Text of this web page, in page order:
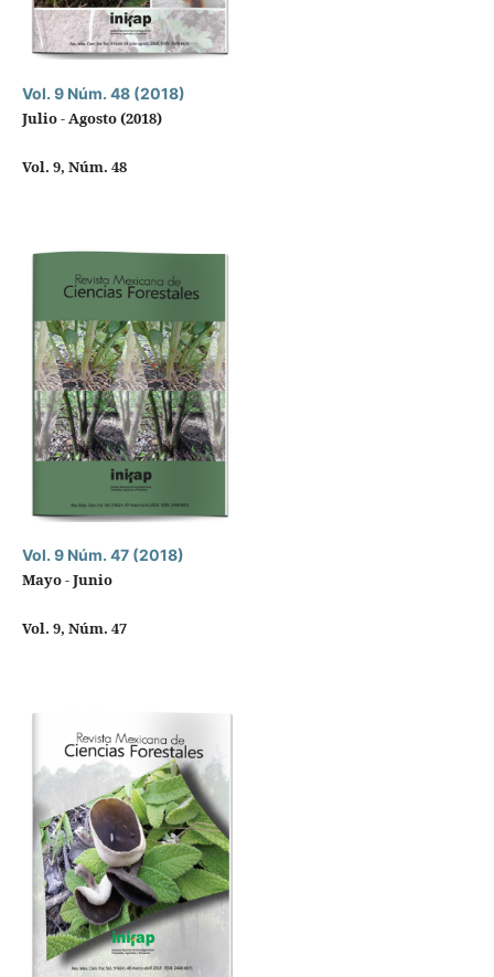
Vol. 9 Núm. 48 (2018)
Julio - Agosto (2018)
Vol. 9, Núm. 48
Vol. 9 Núm. 47 (2018)
Mayo - Junio
Vol. 9, Núm. 47